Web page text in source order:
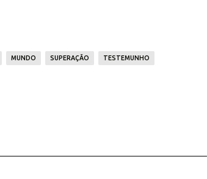
MUNDO SUPERAÇÃO TESTEMUNHO